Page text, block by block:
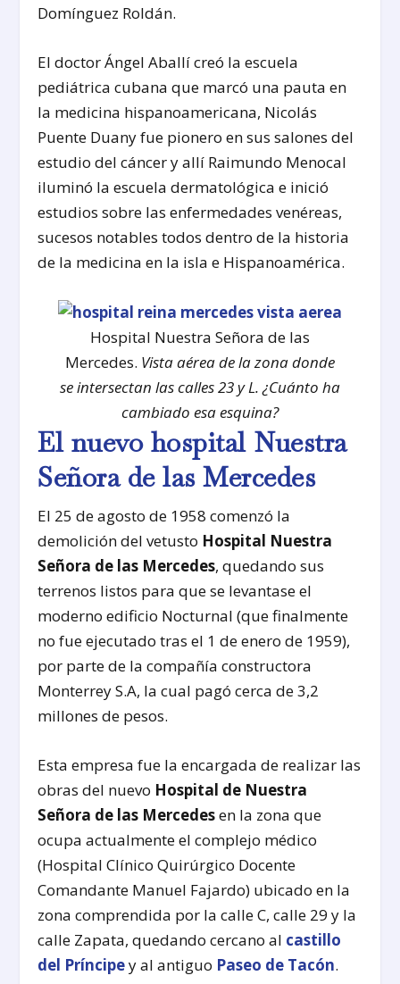
Domínguez Roldán.
El doctor Ángel Aballí creó la escuela
pediátrica cubana que marcó una pauta en
la medicina hispanoamericana, Nicolás
Puente Duany fue pionero en sus salones del
estudio del cáncer y allí Raimundo Menocal
iluminó la escuela dermatológica e inició
estudios sobre las enfermedades venéreas,
sucesos notables todos dentro de la historia
de la medicina en la isla e Hispanoamérica.
Hospital Nuestra Señora de las
Mercedes. Vista aérea de la zona donde
se intersectan las calles 23 y L. ¿Cuánto ha
cambiado esa esquina?
El nuevo hospital Nuestra
Señora de las Mercedes
El 25 de agosto de 1958 comenzó la
demolición del vetusto Hospital Nuestra
Señora de las Mercedes, quedando sus
terrenos listos para que se levantase el
moderno edificio Nocturnal (que finalmente
no fue ejecutado tras el 1 de enero de 1959),
por parte de la compañía constructora
Monterrey S.A, la cual pagó cerca de 3,2
millones de pesos.
Esta empresa fue la encargada de realizar las
obras del nuevo Hospital de Nuestra
Señora de las Mercedesen la zona que
ocupa actualmente el complejo médico
(Hospital Clínico Quirúrgico Docente
Comandante Manuel Fajardo) ubicado en la
zona comprendida por la calle C, calle 29 y la
calle Zapata, quedando cercano al castillo
del Príncipey al antiguo Paseo de Tacón.